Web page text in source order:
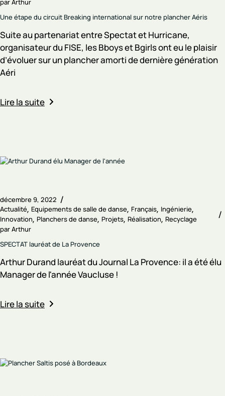
parArthur
Une étape du circuit Breaking international sur notre plancher Aéris
Suite au partenariat entre Spectat et Hurricane,
organisateur du FISE, les Bboys et Bgirls ont eu le plaisir
d’évoluer sur un plancher amorti de dernière génération
Aéri
Lire la suite
décembre 9, 2022
Actualité Equipements de salle de danse Français Ingénierie
Innovation Planchers de danse Projets Réalisation Recyclage
parArthur
SPECTAT lauréat de La Provence
Arthur Durand lauréat du Journal La Provence: il a été élu
Manager de l'année Vaucluse !
Lire la suite